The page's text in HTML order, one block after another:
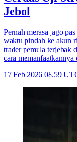
Jebol
Pernah merasa jago
waktu pindah ke akun
trader pemula terjebak
cara memanfaatkannya
17 Feb 2026 08.59